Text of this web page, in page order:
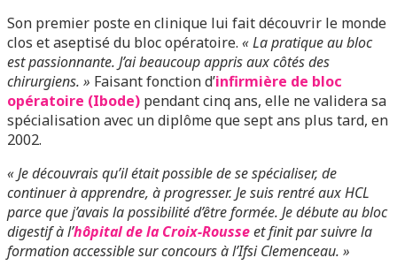
Son premier poste en clinique lui fait découvrir le monde
clos et aseptisé du bloc opératoire. « La pratique au bloc
est passionnante. J’ai beaucoup appris aux côtés des
chirurgiens. » Faisant fonction d’infirmière de bloc
opératoire (Ibode) pendant cinq ans, elle ne validera sa
spécialisation avec un diplôme que sept ans plus tard, en
2002.
« Je découvrais qu’il était possible de se spécialiser, de
continuer à apprendre, à progresser. Je suis rentré aux HCL
parce que j’avais la possibilité d’être formée. Je débute au bloc
digestif à l’hôpital de la Croix-Rousseet finit par suivre la
formation accessible sur concours à l’Ifsi Clemenceau. »